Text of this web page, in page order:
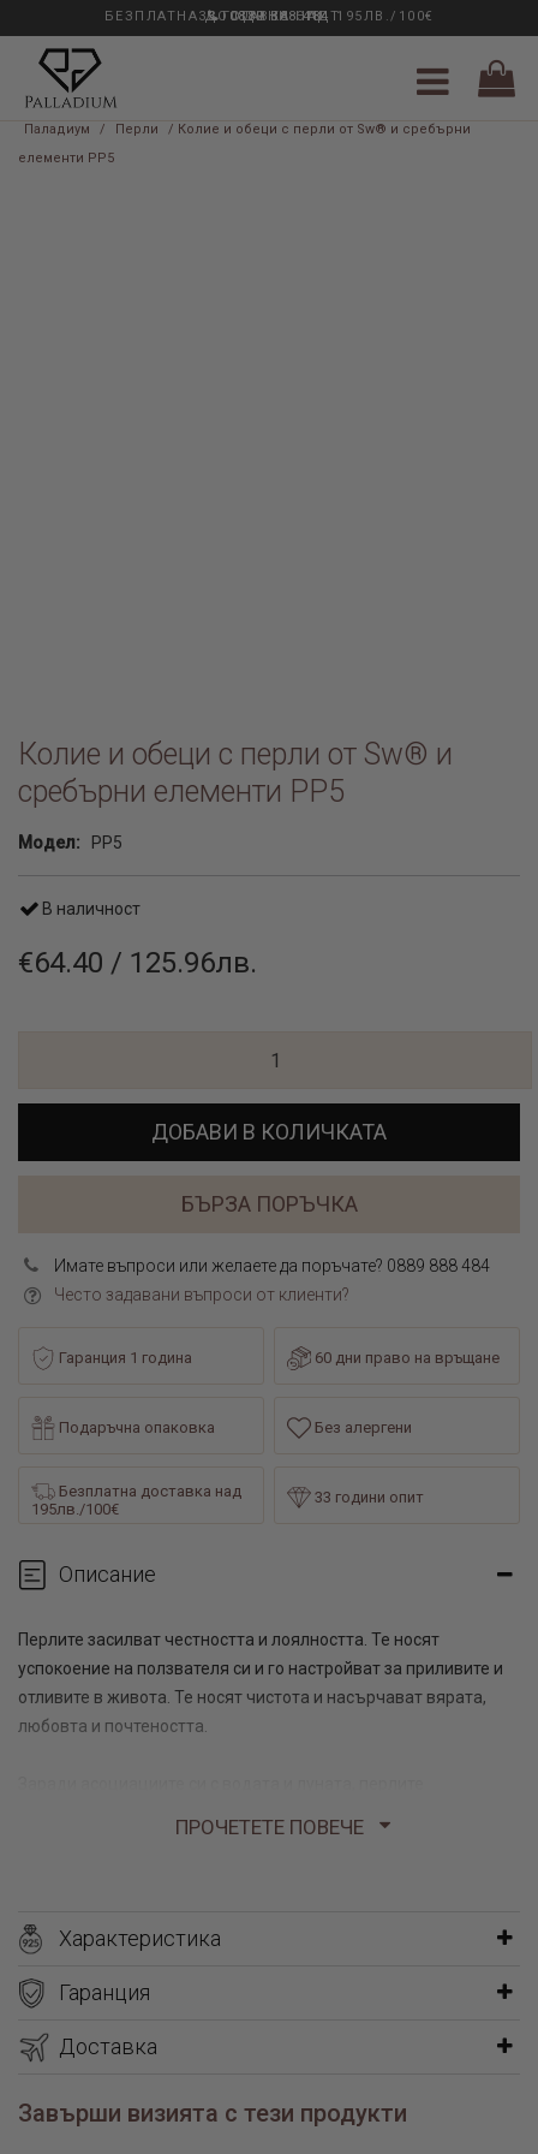
33 ГОДИНИ ОПИТ
БЕЗПЛАТНА ДОСТАВКА НАД 195ЛВ./100€
0889 888 484
Паладиум / Перли
/ Колие и обеци с перли от Sw® и сребърни
елементи PP5
Колие и обеци с перли от Sw® и
сребърни елементи PP5
Модел: PP5
В наличност
€64.40 / 125.96лв.
ДОБАВИ В КОЛИЧКАТА
БЪРЗА ПОРЪЧКА
Имате въпроси или желаете да поръчате? 0889 888 484
Често задавани въпроси от клиенти?
Гаранция 1 година 60 дни право на връщане
Подаръчна опаковка Без алергени
Безплатна доставка над
195лв./100€
33 години опит
Описание
Перлите засилват честността и лоялността. Те носят
успокоение на ползвателя си и го настройват за приливите и
отливите в живота. Те носят чистота и насърчават вярата,
любовта и почтеността.
изработен за специални дами и поводи. Декоративният
елемент – перлата – това е ювелирен продукт, който е
немислим в ежедневието, но абсолютно необходим, когато
искаме да се представим на нужната висота на всяко
специално събитие.
Перлите от Сваровски – какво
ПРОЧЕТЕТЕ ПОВЕЧЕ
Характеристика
Гаранция
Доставка
Завърши визията с тези продукти